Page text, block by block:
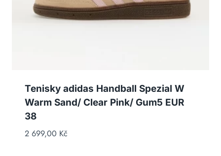
Tenisky adidas Handball Spezial W
Warm Sand/ Clear Pink/ Gum5 EUR
38
2 699,00 Kč